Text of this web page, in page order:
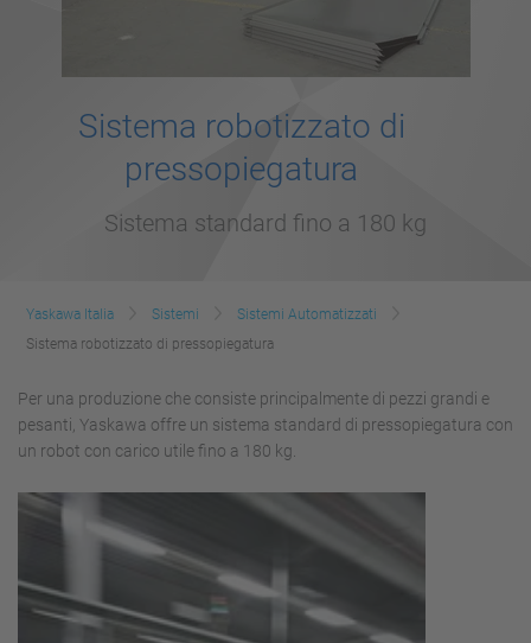
Sistema robotizzato di
pressopiegatura
Sistema standard fino a 180 kg
Yaskawa Italia Sistemi
Sistemi Automatizzati
Sistema robotizzato di pressopiegatura
Per una produzione che consiste principalmente di pezzi grandi e
pesanti, Yaskawa offre un sistema standard di pressopiegatura con
un robot con carico utile fino a 180 kg.